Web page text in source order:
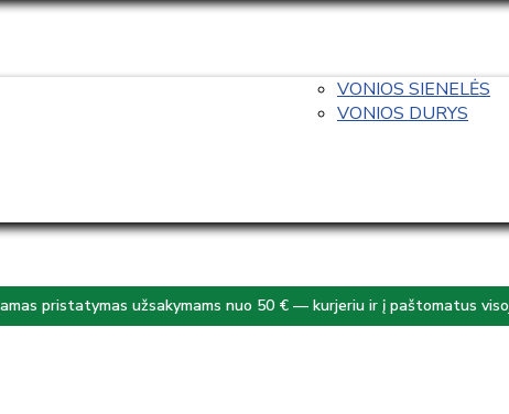
VONIOS SIENELĖS
VONIOS DURYS
pristatymas užsakymams nuo 50 € — kurjeriu ir į paštomatus